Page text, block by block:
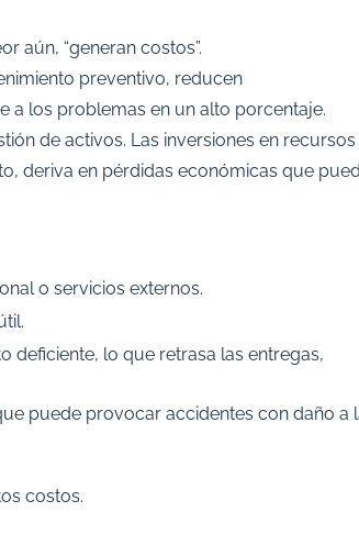
aún, “generan costos”.
preventivo, reducen
a los problemas en un alto porcentaje.
de activos. Las inversiones en recursos
deriva en pérdidas económicas que
o servicios externos.
deficiente, lo que retrasa las entregas,
puede provocar accidentes con daño a
costos.